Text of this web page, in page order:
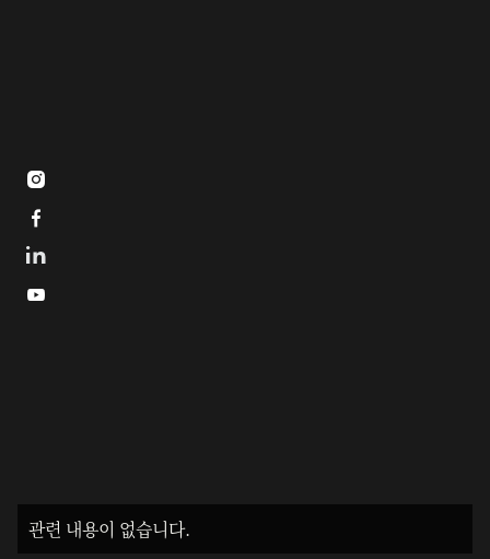
관련 내용이 없습니다.


